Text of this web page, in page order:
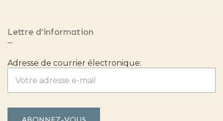
Lettre d’information
Adresse de courrier électronique: